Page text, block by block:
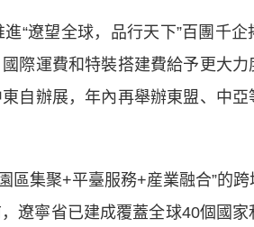
“遼望全球，品行天下”百團千企
際運費和特裝搭建費給予更大力
自辦展，年內再舉辦東盟、中亞
集聚+平臺服務+産業融合”的跨
遼寧省已建成覆蓋全球40個國